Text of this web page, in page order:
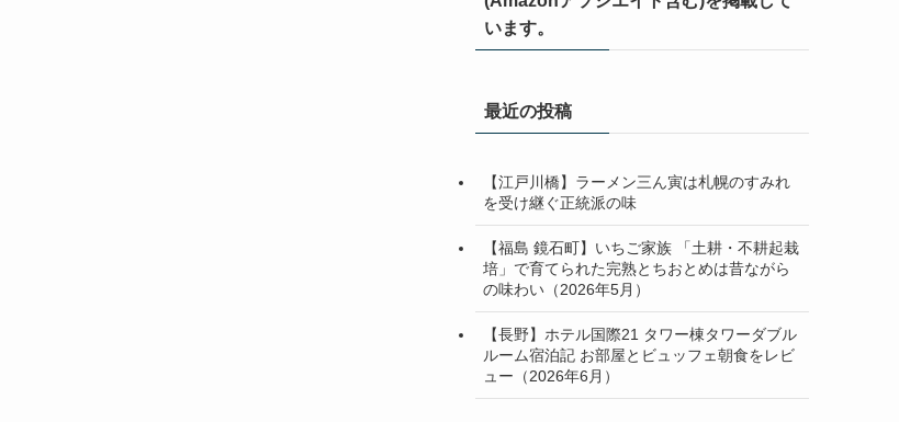
います。
最近の投稿
【江戸川橋】ラーメン三ん寅は札幌のすみれ
を受け継ぐ正統派の味
【福島 鏡石町】いちご家族 「土耕・不耕起栽
培」で育てられた完熟とちおとめは昔ながら
の味わい（2026年5月）
【長野】ホテル国際21 タワー棟タワーダブル
ルーム宿泊記 お部屋とビュッフェ朝食をレビ
ュー（2026年6月）